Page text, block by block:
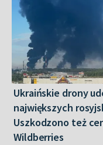
Ukraińskie drony
największych
Uszkodzono też
Wildberries